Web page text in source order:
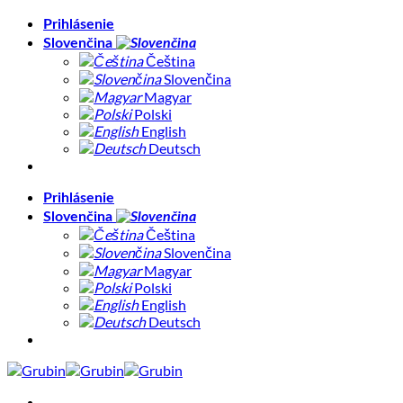
Skip
Prihlásenie
Slovenčina
Čeština
Slovenčina
Magyar
Polski
English
Deutsch
Prihlásenie
Slovenčina
Čeština
Slovenčina
Magyar
Polski
English
Deutsch